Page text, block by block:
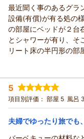
対応していただけるの
室戸へ来た時には、必
最近聞く事のあるグラ
設備(有償)が有る処の
の部屋にベッドが２台
とシャワーが有り、そ
リート床の半円形の部
ちょっと寒くタオル
ガラス窓が有るので
キャンプ場とは違う
考えていました。７０
アメニティはパウチの
室戸岬の先端に近い尾
した。
宿泊時期： 2026年05月宿
投稿者： すんちゃんさん
宿泊プラン： 『素泊まり
宿泊価格帯： 5,001～
5
項目別評価： 部屋 5 風呂 3
夫婦でゆったり旅でも